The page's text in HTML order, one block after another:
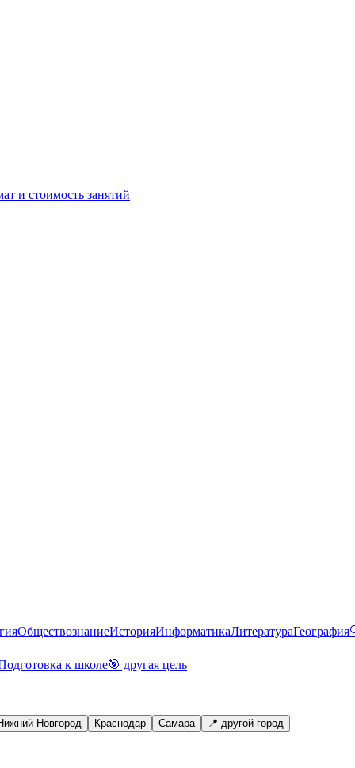
и стоимость занятий
ОбществознаниеИсторияИнформатикаЛитератураГеография
к школе🎯 другая цель
Новгород Краснодар Самара 📍 другой город